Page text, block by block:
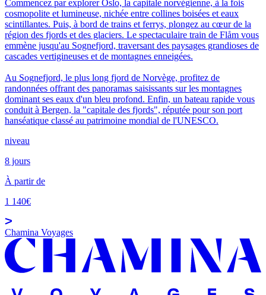
Commencez par explorer Oslo, la capitale norvégienne, à la fois
cosmopolite et lumineuse, nichée entre collines boisées et eaux
scintillantes. Puis, à bord de trains et ferrys, plongez au cœur de la
région des fjords et des glaciers. Le spectaculaire train de Flåm vous
emmène jusqu'au Sognefjord, traversant des paysages grandioses de
cascades vertigineuses et de montagnes enneigées.
Au Sognefjord, le plus long fjord de Norvège, profitez de
randonnées offrant des panoramas saisissants sur les montagnes
dominant ses eaux d'un bleu profond. Enfin, un bateau rapide vous
conduit à Bergen, la "capitale des fjords", réputée pour son port
hanséatique classé au patrimoine mondial de l'UNESCO.
niveau
8 jours
À partir de
1 140€
Chamina Voyages